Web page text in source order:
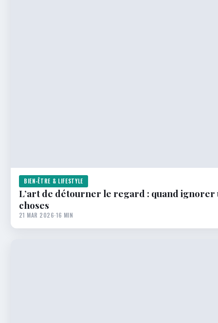
BIEN-ÊTRE & LIFESTYLE
L’art de détourner le regard : quand
choses
21 MAR 2026·16 MIN